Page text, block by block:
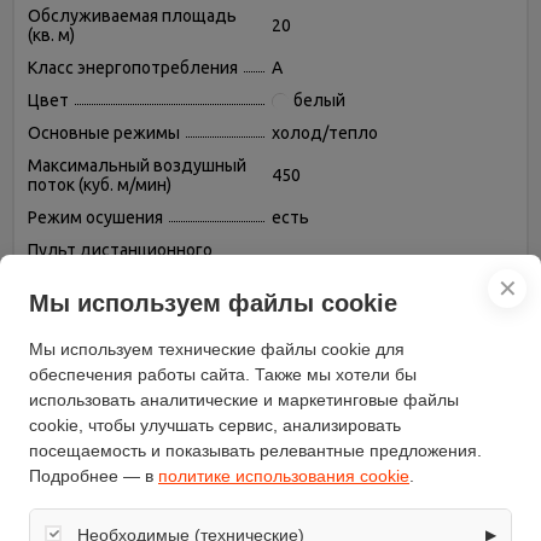
Обслуживаемая площадь
(кв. м)
20
Класс энергопотребления
A
Цвет
белый
Основные режимы
холод/тепло
Максимальный воздушный
поток (куб. м/мин)
450
Режим осушения
есть
Пульт дистанционного
есть
Таймер включения/
есть
Тип хладагента
R32
Режим вентиляции (без
охлаждения и обогрева)
есть
Автоматическое
поддержание температуры
есть
Самодиагностика
неисправностей
✕
Мы используем файлы cookie
Мы используем технические файлы cookie для
обеспечения работы сайта. Также мы хотели бы
использовать аналитические и маркетинговые файлы
cookie, чтобы улучшать сервис, анализировать
посещаемость и показывать релевантные предложения.
Подробнее — в политике использования cookie
Необходимые (технические) ▶